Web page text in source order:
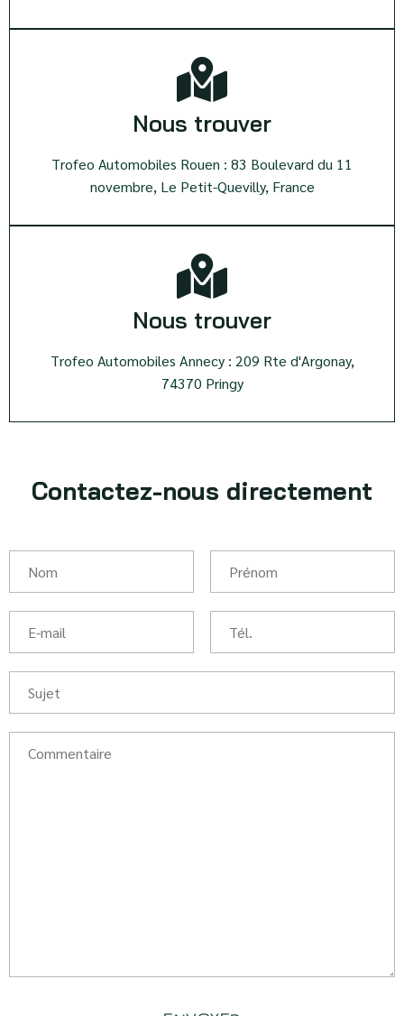
Nous trouver
Trofeo Automobiles Rouen : 83 Boulevard du 11
novembre, Le Petit-Quevilly, France
Nous trouver
Trofeo Automobiles Annecy : 209 Rte d'Argonay,
74370 Pringy
Contactez-nous directement